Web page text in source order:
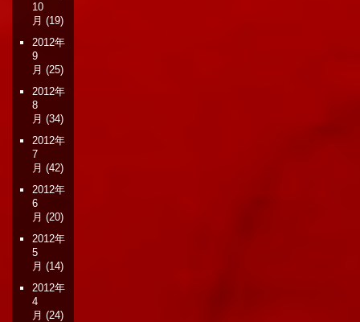
10
月 (19)
2012年
9
月 (25)
2012年
8
月 (34)
2012年
7
月 (42)
2012年
6
月 (20)
2012年
5
月 (14)
2012年
4
月 (24)